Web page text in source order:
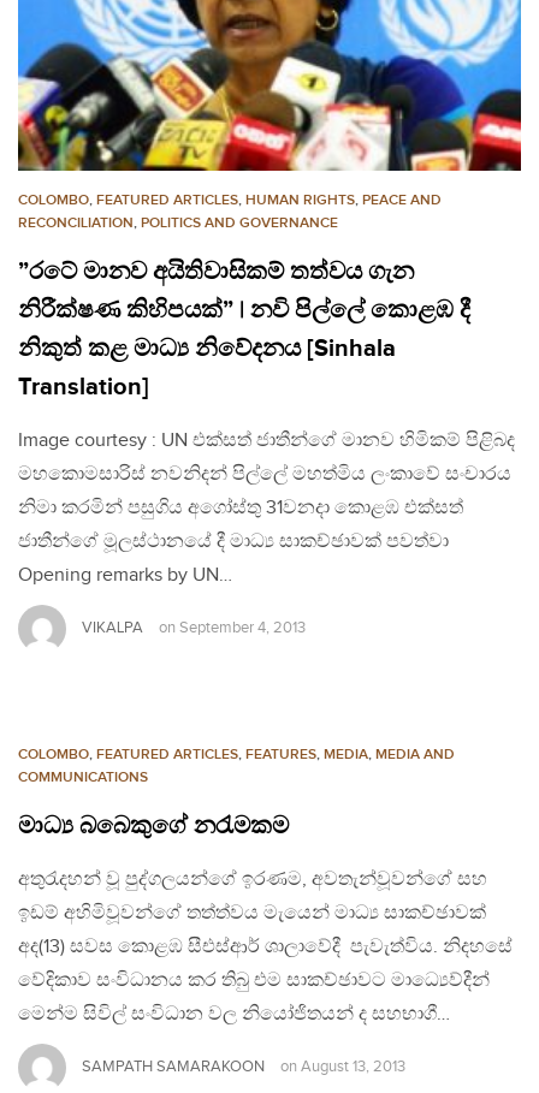
COLOMBO, FEATURED ARTICLES, HUMAN RIGHTS, PEACE AND
RECONCILIATION, POLITICS AND GOVERNANCE
”රටේ මානව අයිතිවාසිකම් තත්වය ගැන
නිරීක්ෂණ කිහිපයක්” | නවි පිල්ලේ කොළඹ දී
නිකුත් කළ මාධ්‍ය නිවේදනය ​[Sinhala
Translation]
Image courtesy : UN එක්සත් ජාතීන්ගේ මානව හිමිකම් පිළිබද
මහකොමසාරිස් නවනිදන් පිල්ලේ මහත්මිය ලංකාවේ සංචාරය
නිමා කරමින් පසුගිය අගෝස්තු 31වනදා කොළඹ එක්සත්
ජාතීන්ගේ මූලස්ථානයේ දී මාධ්‍ය සාකච්ඡාවක් පවත්වා
Opening remarks by UN…
VIKALPA on September 4, 2013
COLOMBO, FEATURED ARTICLES, FEATURES, MEDIA, MEDIA AND
COMMUNICATIONS
මාධ්‍ය බබෙකුගේ නරැමකම
අතුරැදහන් වූ පුද්ගලයන්ගේ ඉරණම, අවතැන්වූවන්ගේ සහ
ඉඩම් අහිමිවූවන්ගේ තත්ත්වය මැයෙන් මාධ්‍ය සාකච්ඡාවක්
අද(13) සවස කොළඹ සීඑස්ආර් ශාලාවේදී පැවැත්විය. නිදහසේ
වේදිකාව සංවිධානය කර තිබු එම සාකච්ඡාවට මාධ්‍යෙව්දීන්
මෙන්ම සිවිල් සංවිධාන වල නියෝජිතයන් ද සහභාගී…
SAMPATH SAMARAKOON on August 13, 2013